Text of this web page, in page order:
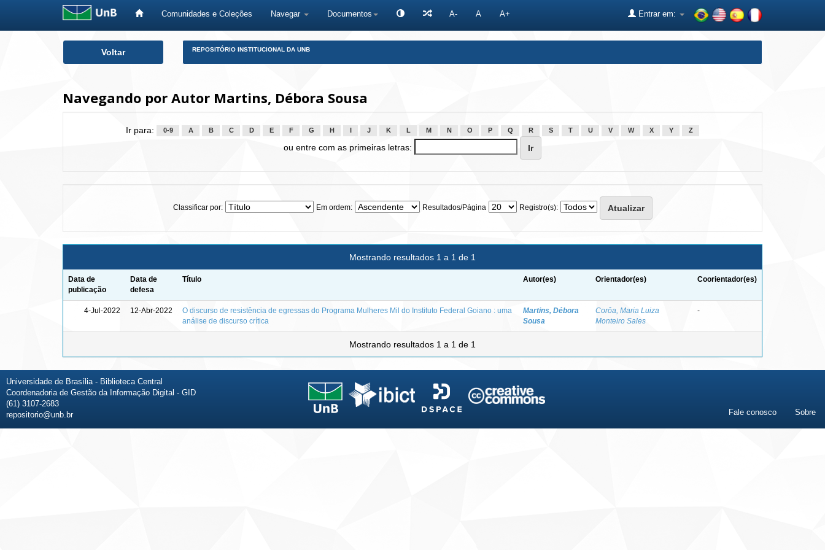
Comunidades e Coleções Navegar Documentos A- A A+ Entrar em:
Voltar REPOSITÓRIO INSTITUCIONAL DA UNB
Navegando por Autor Martins, Débora Sousa
Ir para: 0-9 A B C D E F G H J K L M N O P Q R S T U V W X Y Z
ou entre com as primeiras letras:
Classificar por: Em ordem: Resultados/Página Registro(s):
Mostrando resultados 1 a 1 de 1
Data de
publicação
Data de
defesa
Título Autor(es) Orientador(es) Coorientador(es)
4-Jul-2022 12-Abr-2022
O discurso de resistência de egressas do Programa Mulheres Mil do Instituto Federal Goiano : uma
análise de discurso crítica
Martins, Débora
Sousa
Corôa, Maria Luiza
Monteiro Sales
-
Mostrando resultados 1 a 1 de 1
Universidade de Brasília - Biblioteca Central
Coordenadoria de Gestão da Informação Digital - GID
(61) 3107-2683
repositorio@unb.br
Fale conosco Sobre